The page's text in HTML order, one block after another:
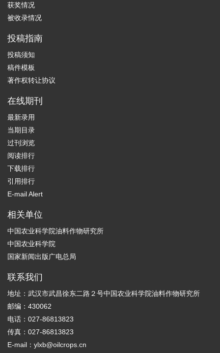
获奖情况
被收录情况
投稿指南
投稿须知
稿件模板
著作权转让协议
在线期刊
最新录用
当期目录
过刊浏览
阅读排行
下载排行
引用排行
E-mail Alert
相关单位
中国农业科学院油料作物研究所
中国农业科学院
国家新闻出版广电总局
联系我们
地址：武汉市武昌徐东二路２号中国农业科学院油料作物研究所
邮编：430062
电话：027-86813823
传真：027-86813823
E-mail：ylxb@oilcrops.cn